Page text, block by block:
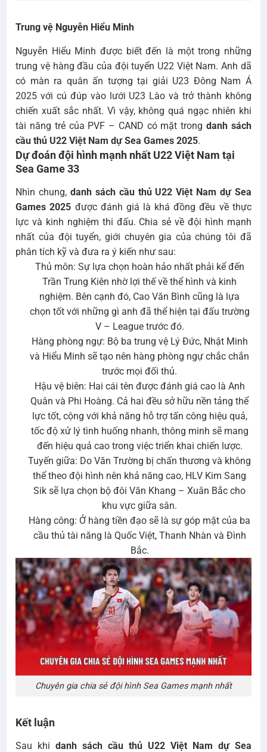
Trung vệ Nguyễn Hiểu Minh
Nguyễn Hiểu Minh được biết đến là một trong những
trung vệ hàng đầu của đội tuyển U22 Việt Nam. Anh dã
có màn ra quân ấn tượng tại giải U23 Đông Nam Á
2025 với cú đúp vào lưới U23 Lào và trở thành không
chiến xuất sắc nhất. Vì vậy, không quá ngạc nhiên khi
tài năng trẻ của PVF – CAND có mặt trongdanh sách
cầu thủ U22 Việt Nam dự Sea Games 2025.
Dự đoán đội hình mạnh nhất U22 Việt Nam tại
Sea Game 33
Nhìn chung, danh sách cầu thủ U22 Việt Nam dự Sea
Games 2025 được đánh giá là khá đồng đều về thực
lực và kinh nghiệm thi đấu. Chia sẻ về đội hình mạnh
nhất của đội tuyển, giới chuyên gia của chúng tôi đã
phân tích kỹ và đưa ra ý kiến như sau:
Thủ môn: Sự lựa chọn hoàn hảo nhất phải kể đến
Trần Trung Kiên nhờ lợi thế về thể hình và kinh
nghiệm. Bên cạnh đó, Cao Văn Bình cũng là lựa
chọn tốt với những gì anh đã thể hiện tại đấu trường
V – League trước đó.
Hàng phòng ngự: Bộ ba trung vệ Lý Đức, Nhật Minh
và Hiểu Minh sẽ tạo nên hàng phòng ngự chắc chắn
trước mọi đối thủ.
Hậu vệ biên: Hai cái tên được đánh giá cao là Anh
Quân và Phi Hoàng. Cả hai đều sở hữu nền tảng thể
lực tốt, cộng với khả năng hỗ trợ tấn công hiệu quả,
tốc độ xử lý tình huống nhanh, thông minh sẽ mang
đến hiệu quả cao trong việc triển khai chiến lược.
Tuyến giữa: Do Văn Trường bị chấn thương và không
thể theo đội hình nên khả năng cao, HLV Kim Sang
Sik sẽ lựa chọn bộ đôi Văn Khang – Xuân Bắc cho
khu vực giữa sân.
Hàng công: Ở hàng tiền đạo sẽ là sự góp mặt của ba
cầu thủ tài năng là Quốc Việt, Thanh Nhàn và Đình
Bắc.
Chuyên gia chia sẻ đội hình Sea Games mạnh nhất
Kết luận
Sau khidanh sách cầu thủ U22 Việt Nam dự Sea